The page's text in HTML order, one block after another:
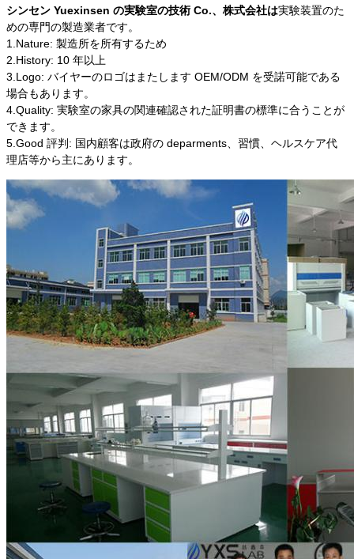
シンセン Yuexinsen の実験室の技術 Co.、株式会社は実験装置のた
めの専門の製造業者です。
1.Nature: 製造所を所有するため
2.History: 10 年以上
3.Logo: バイヤーのロゴはまたします OEM/ODM を受諾可能である
場合もあります。
4.Quality: 実験室の家具の関連確認された証明書の標準に合うことが
できます。
5.Good 評判: 国内顧客は政府の deparments、習慣、ヘルスケア代
理店等から主にあります。